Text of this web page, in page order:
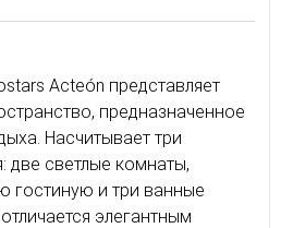
Acteón представляет
предназначенное
Насчитывает три
две светлые комнаты,
гостиную и три ванные
элегантным